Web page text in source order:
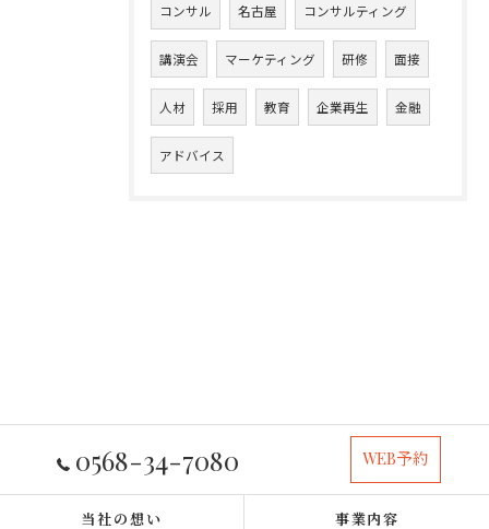
コンサル 名古屋 コンサルティング
講演会 マーケティング 研修 面接
人材 採用 教育 企業再生 金融
アドバイス
0568-34-7080 WEB予約
当社の想い 事業内容